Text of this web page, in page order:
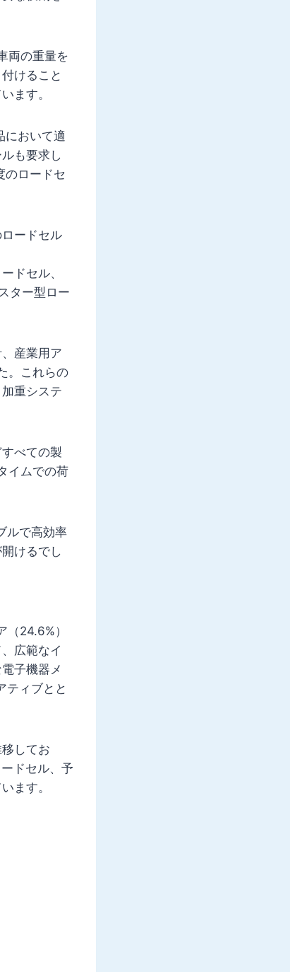
両の重量を
けること
ます。
において適
も要求し
のロードセ
ードセル
ドセル、
ター型ロー
産業用ア
。これらの
重システ
べての製
イムでの荷
ルで高効率
けるでし
24.6%）
広範なイ
子機器メ
ティブとと
してお
ドセル、予
ます。